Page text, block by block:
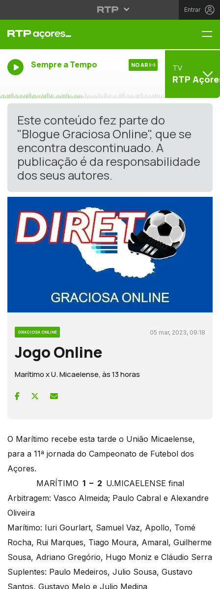
Entrar
Sempre a Tempo NO AR TV
RTP
Este conteúdo fez parte do
"Blogue Graciosa Online", que se
encontra descontinuado. A
publicação é da responsabilidade
dos seus autores.
GRACIOSA ONLINE 05 mar, 2023, 09:18
Jogo Online
Marítimo x U. Micaelense, às 13 horas
O Marítimo recebe esta tarde o União Micaelense,
para a 11ª jornada do Campeonato de Futebol dos
Açores.
MARÍTIMO 1 – 2 U.MICAELENSE final
Arbitragem: Vasco Almeida; Paulo Cabral e Alexandre
Oliveira
Marítimo: Iuri Gourlart, Samuel Vaz, Apollo, Tomé
Rocha, Rui Marques, Tiago Moura, Amaral, Guilherme
Sousa, Adriano Gregório, Hugo Moniz e Cláudio Serra
Suplentes: Paulo Medeiros, Julio Sousa, Gustavo
Santos, Gustavo Melo e Julio Medina